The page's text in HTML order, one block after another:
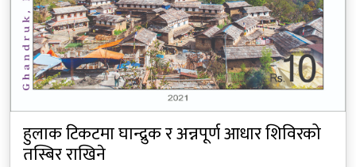
हुलाक टिकटमा घान्द्रुक र अन्नपूर्ण आधार शिविरको
तस्बिर राखिने